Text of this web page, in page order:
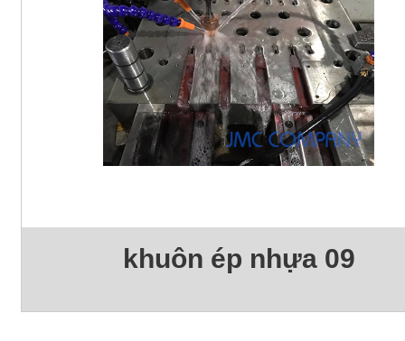
khuôn ép nhựa 09